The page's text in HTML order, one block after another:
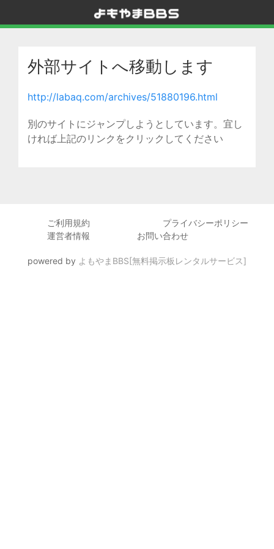
外部サイトへ移動します
http://labaq.com/archives/51880196.html
別のサイトにジャンプしようとしています。宜し
ければ上記のリンクをクリックしてください
ご利用規約
プライバシーポリシー
運営者情報
お問い合わせ
powered by よもやまBBS[無料掲示板レンタルサービス]